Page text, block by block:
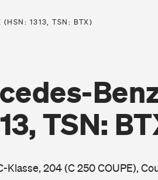
(HSN: 1313, TSN: BTX)
TSN:
204 (C 250 COUPE),